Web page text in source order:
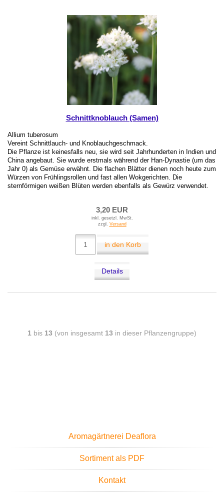
Schnittknoblauch (Samen)
Allium tuberosum
Vereint Schnittlauch- und Knoblauchgeschmack.
Die Pflanze ist keinesfalls neu, sie wird seit Jahrhunderten in Indien und
China angebaut. Sie wurde erstmals während der Han-Dynastie (um das
Jahr 0) als Gemüse erwähnt. Die flachen Blätter dienen noch heute zum
Würzen von Frühlingsrollen und fast allen Wokgerichten. Die
sternförmigen weißen Blüten werden ebenfalls als Gewürz verwendet.
3,20 EUR
inkl. gesetzl. MwSt.
zzgl. Versand
in den Korb
Details
1 bis 13 (von insgesamt 13 in dieser Pflanzengruppe)
Aromagärtnerei Deaflora
Sortiment als PDF
Kontakt